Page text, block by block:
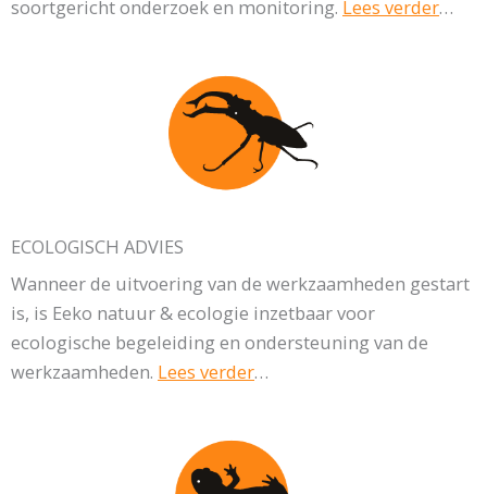
soortgericht onderzoek en monitoring. Lees verder…
ECOLOGISCH ADVIES
Wanneer de uitvoering van de werkzaamheden gestart
is, is Eeko natuur & ecologie inzetbaar voor
ecologische begeleiding en ondersteuning van de
werkzaamheden. Lees verder…